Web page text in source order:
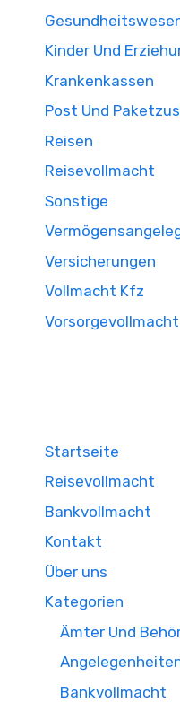
Kinder Und
Krankenkassen
Post Und
Reisen
Reisevollmacht
Sonstige
Versicherungen
Vollmacht Kfz
Vorsorgevollmacht
Startseite
Reisevollmacht
Bankvollmacht
Kontakt
Über uns
Kategorien
Ämter Und
Bankvollmacht